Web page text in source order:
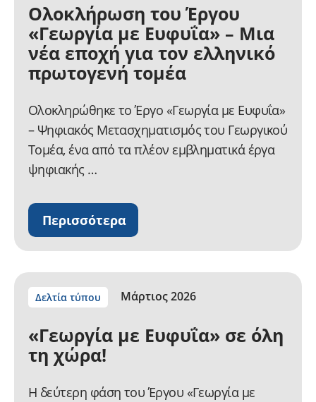
Ολοκλήρωση του Έργου
«Γεωργία με Ευφυΐα» – Μια
νέα εποχή για τον ελληνικό
πρωτογενή τομέα
Ολοκληρώθηκε το Έργο «Γεωργία με Ευφυΐα»
– Ψηφιακός Μετασχηματισμός του Γεωργικού
Τομέα, ένα από τα πλέον εμβληματικά έργα
ψηφιακής …
Περισσότερα
Δελτία τύπου Μάρτιος 2026
«Γεωργία με Ευφυΐα» σε όλη
τη χώρα!
Η δεύτερη φάση του Έργου «Γεωργία με